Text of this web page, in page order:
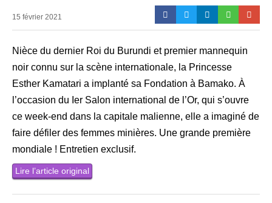
15 février 2021
Nièce du dernier Roi du Burundi et premier mannequin
noir connu sur la scène internationale, la Princesse
Esther Kamatari a implanté sa Fondation à Bamako. À
l’occasion du Ier Salon international de l’Or, qui s’ouvre
ce week-end dans la capitale malienne, elle a imaginé de
faire défiler des femmes minières. Une grande première
mondiale ! Entretien exclusif.
Lire l’article original